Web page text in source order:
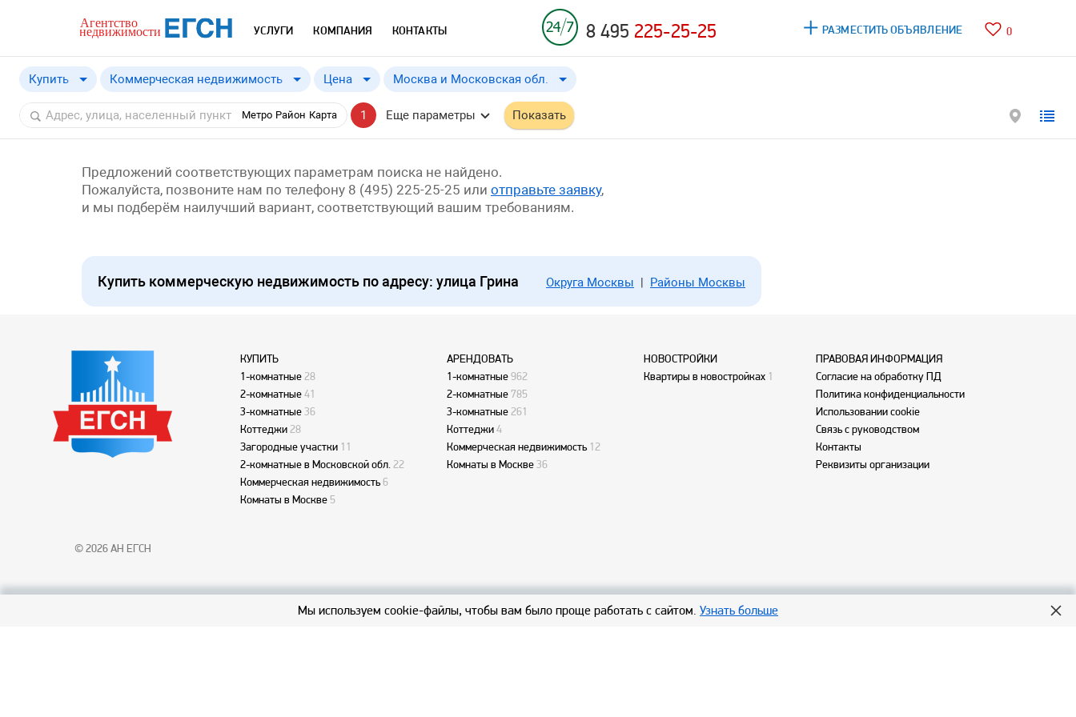
УСЛУГИ КОМПАНИЯ КОНТАКТЫ 8 495 225-25-25 РАЗМЕСТИТЬ ОБЪЯВЛЕНИЕ 0
Купить
Купить
Снять
Коммерческая недвижимость Цена Москва и Московская обл.
Москва и Московская обл.
Москва
Метро Район Карта 1 Еще параметры Показать
Предложений соответствующих параметрам поиска не найдено.
Пожалуйста, позвоните нам по телефону 8 (495) 225-25-25 или отправьте заявку,
и мы подберём наилучший вариант, соответствующий вашим требованиям.
Купить коммерческую недвижимость по адресу: улица Грина Округа Москвы | Районы Москвы
© 2026 АН ЕГСН
КУПИТЬ
1-комнатные 28
2-комнатные 41
3-комнатные 36
Коттеджи 28
Загородные участки 11
2-комнатные в Московской обл. 22
Коммерческая недвижимость 6
Комнаты в Москве 5
АРЕНДОВАТЬ
1-комнатные962
2-комнатные785
3-комнатные 261
Коттеджи4
Коммерческая недвижимость 12
Комнаты в Москве 36
НОВОСТРОЙКИ
Квартиры в новостройках 1
ПРАВОВАЯ ИНФОРМАЦИЯ
Согласие на обработку ПД
Политика конфиденциальности
Использовании cookie
Связь с руководством
Контакты
Реквизиты организации
Мы используем cookie-файлы, чтобы вам было проще работать с сайтом. Узнать больше